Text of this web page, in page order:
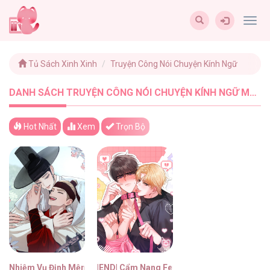
Tủ Sách Xinh Xinh Truyện Công Nói Chuyện Kính Ngữ
DANH SÁCH TRUYỆN CÔNG NÓI CHUYỆN KÍNH NGỮ MỚI NHẤT - TUSACHXINHXINH (2)
Hot Nhất Xem Trọn Bộ
Nhiệm Vụ Định Mệnh |END| Cẩm Nang Fetish